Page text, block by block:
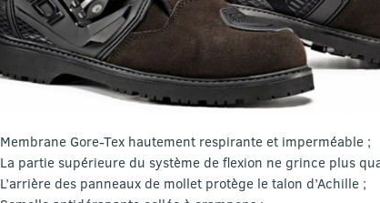
Membrane Gore-Tex hautement respirante et imperméable ;
La partie supérieure du système de flexion ne grince plus
L’arrière des panneaux de mollet protège le talon d’Achille ;